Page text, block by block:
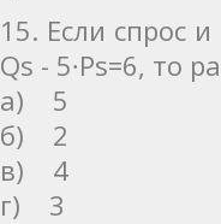
15. Если спрос
Qs - 5∙Ps=6, то
а) 5
б) 2
в) 4
г) 3